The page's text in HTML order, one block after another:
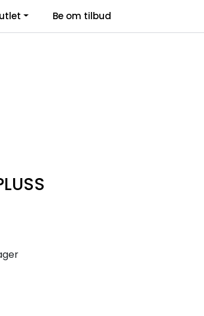
Kontakt Oss Logg inn
Be om tilbud